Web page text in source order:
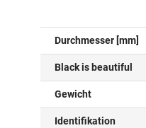
Durchmesser [mm]
Black is beautiful
Gewicht
Identifikation